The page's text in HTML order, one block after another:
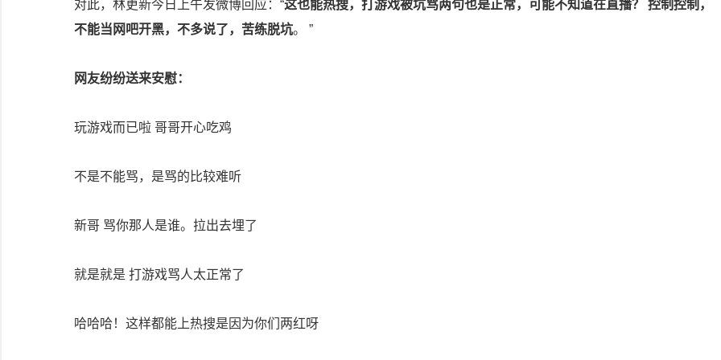
对此，林更新今日上午发微博回应：“这也能热搜，打游戏被坑骂两句也是正常，可能不知道在直播？ 控制控制，
不能当网吧开黑，不多说了，苦练脱坑。 ​​​​”
网友纷纷送来安慰：
玩游戏而已啦 哥哥开心吃鸡
不是不能骂，是骂的比较难听
新哥 骂你那人是谁。拉出去埋了
就是就是 打游戏骂人太正常了
哈哈哈！这样都能上热搜是因为你们两红呀